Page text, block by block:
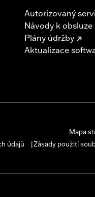
Autorizovaný
Návody k obsluze
Plány údržby
Aktualizace
Mapa
údajů Zásady použití